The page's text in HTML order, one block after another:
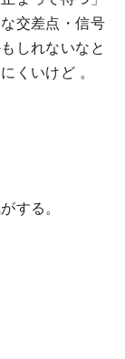
交差点・信号
しれないなと
くいけど 。
する。